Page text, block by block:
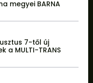
megyei BARNA
7-től új
MULTI-TRANS